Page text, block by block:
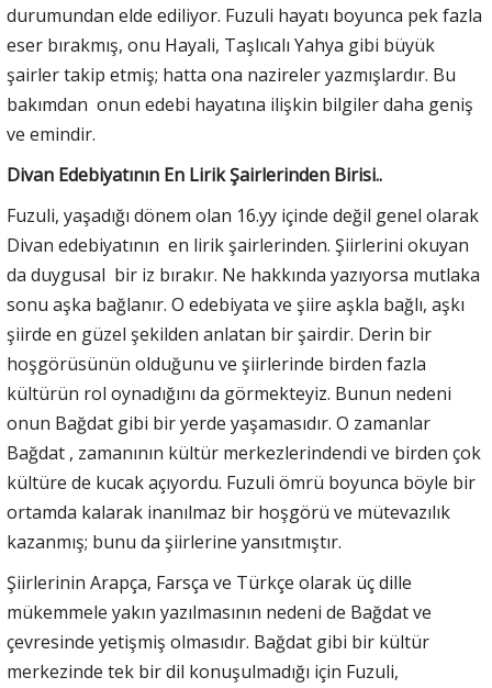
durumundan elde ediliyor. Fuzuli hayatı boyunca pek fazla
eser bırakmış, onu Hayali, Taşlıcalı Yahya gibi büyük
şairler takip etmiş; hatta ona nazireler yazmışlardır. Bu
bakımdan onun edebi hayatına ilişkin bilgiler daha geniş
ve emindir.
Divan Edebiyatının En Lirik Şairlerinden Birisi..
Fuzuli, yaşadığı dönem olan 16.yy içinde değil genel olarak
Divan edebiyatının en lirik şairlerinden. Şiirlerini okuyan
da duygusal bir iz bırakır. Ne hakkında yazıyorsa mutlaka
sonu aşka bağlanır. O edebiyata ve şiire aşkla bağlı, aşkı
şiirde en güzel şekilden anlatan bir şairdir. Derin bir
hoşgörüsünün olduğunu ve şiirlerinde birden fazla
kültürün rol oynadığını da görmekteyiz. Bunun nedeni
onun Bağdat gibi bir yerde yaşamasıdır. O zamanlar
Bağdat , zamanının kültür merkezlerindendi ve birden çok
kültüre de kucak açıyordu. Fuzuli ömrü boyunca böyle bir
ortamda kalarak inanılmaz bir hoşgörü ve mütevazılık
kazanmış; bunu da şiirlerine yansıtmıştır.
Şiirlerinin Arapça, Farsça ve Türkçe olarak üç dille
mükemmele yakın yazılmasının nedeni de Bağdat ve
çevresinde yetişmiş olmasıdır. Bağdat gibi bir kültür
merkezinde tek bir dil konuşulmadığı için Fuzuli,